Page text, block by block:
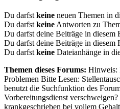
Du darfst keine neuen Themen in
Du darfst keine Antworten zu
Du darfst deine Beiträge in diesem
Du darfst deine Beiträge in diesem
Du darfst keine Dateianhänge in
Themen dieses Forums: Hinweis:
Problemen Bitte Lesen:
benutzt die Suchfunktion des
Vorbereitungsdienst
krankgeschrieben bei vollem